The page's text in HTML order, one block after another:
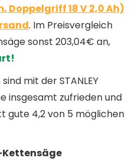
18 V 2,0 Ah)
. Im Preisvergleich
sonst 203,04€ an,
mit der STANLEY
insgesamt zufrieden und
gute 4,2 von 5 möglichen
Kettensäge